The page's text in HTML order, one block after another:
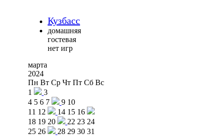
Кузбасс
домашняя
гостевая
нет игр
марта
2024
Пн Вт Ср Чт Пт Сб Вс
1
3
4 5 6 7 9 10
11 12 14 15 16
18 19 20 22 23 24
25 26 28 29 30 31